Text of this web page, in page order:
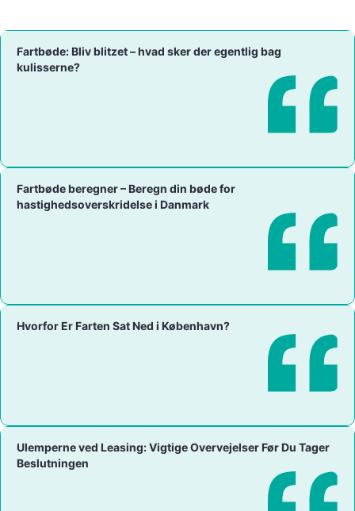
Fartbøde: Bliv blitzet – hvad sker der egentlig bag
kulisserne?
Fartbøde beregner – Beregn din bøde for
hastighedsoverskridelse i Danmark
Hvorfor Er Farten Sat Ned i København?
Ulemperne ved Leasing: Vigtige Overvejelser Før Du Tager
Beslutningen